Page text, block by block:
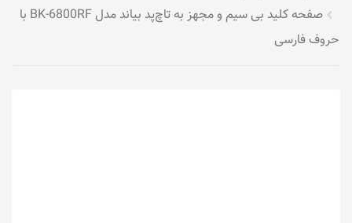
صفحه کلید بی‌ سیم و مجهز به تاچ‌پد بیاند مدل BK-6800RF با
حروف فارسی